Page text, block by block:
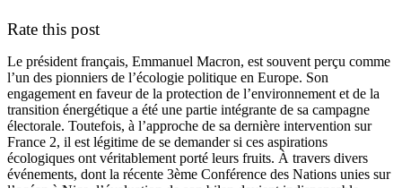
Rate this post
Le président français, Emmanuel Macron, est souvent perçu comme
l’un des pionniers de l’écologie politique en Europe. Son
engagement en faveur de la protection de l’environnement et de la
transition énergétique a été une partie intégrante de sa campagne
électorale. Toutefois, à l’approche de sa dernière intervention sur
France 2, il est légitime de se demander si ces aspirations
écologiques ont véritablement porté leurs fruits. À travers divers
événements, dont la récente 3ème Conférence des Nations unies sur